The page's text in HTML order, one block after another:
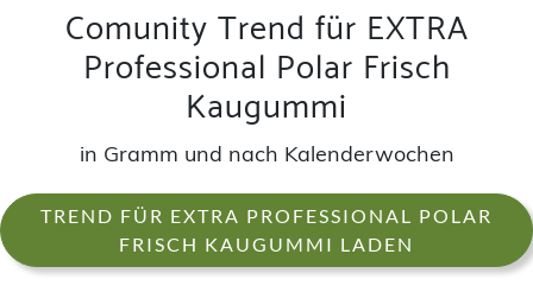
Comunity Trend für EXTRA
Professional Polar Frisch
Kaugummi
in Gramm und nach Kalenderwochen
TREND FÜR EXTRA PROFESSIONAL POLAR
FRISCH KAUGUMMI LADEN